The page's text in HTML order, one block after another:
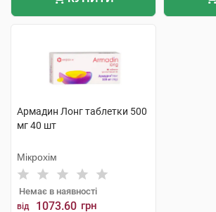
Армадин Лонг таблетки 500
мг 40 шт
Мікрохім
Немає в наявності
від 1073.60 грн